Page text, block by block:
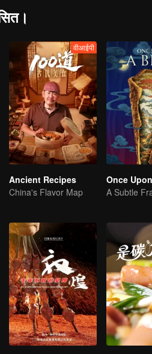
वीआईपी
Ancient Recipes
China's Flavor Map
Once